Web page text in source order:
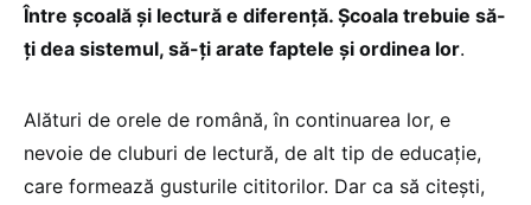
Între școală și lectură e diferență. Școala trebuie să-
ți dea sistemul, să-ți arate faptele și ordinea lor.
Alături de orele de română, în continuarea lor, e
nevoie de cluburi de lectură, de alt tip de educație,
care formează gusturile cititorilor. Dar ca să citești,